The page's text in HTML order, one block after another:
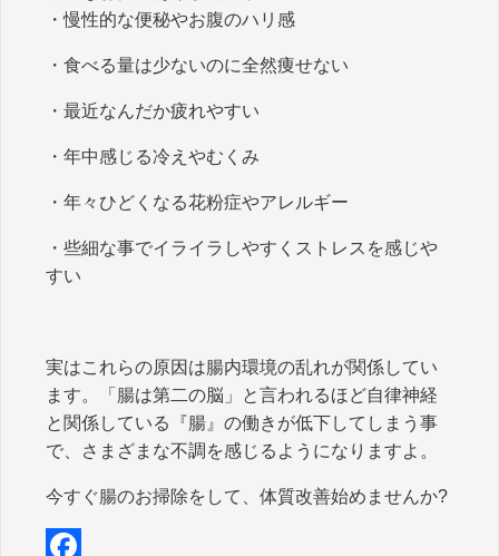
・慢性的な便秘やお腹のハリ感
・食べる量は少ないのに全然痩せない
・最近なんだか疲れやすい
・年中感じる冷えやむくみ
・年々ひどくなる花粉症やアレルギー
・些細な事でイライラしやすくストレスを感じや
すい
実はこれらの原因は腸内環境の乱れが関係してい
ます。「腸は第二の脳」と言われるほど自律神経
と関係している『腸』の働きが低下してしまう事
で、さまざまな不調を感じるようになりますよ。
今すぐ腸のお掃除をして、体質改善始めませんか?